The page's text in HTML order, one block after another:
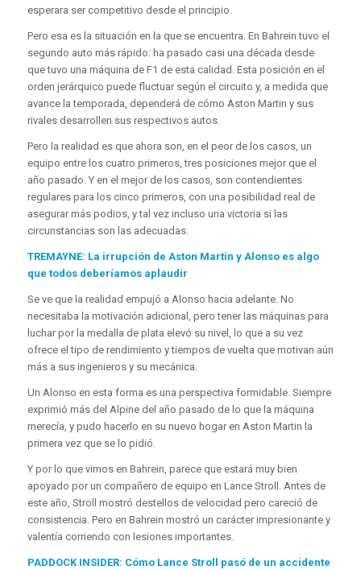
esperara ser competitivo desde el principio.
Pero esa es la situación en la que se encuentra. En Bahrein tuvo el
segundo auto más rápido: ha pasado casi una década desde
que tuvo una máquina de F1 de esta calidad. Esta posición en el
orden jerárquico puede fluctuar según el circuito y, a medida que
avance la temporada, dependerá de cómo Aston Martin y sus
rivales desarrollen sus respectivos autos.
Pero la realidad es que ahora son, en el peor de los casos, un
equipo entre los cuatro primeros, tres posiciones mejor que el
año pasado. Y en el mejor de los casos, son contendientes
regulares para los cinco primeros, con una posibilidad real de
asegurar más podios, y tal vez incluso una victoria si las
circunstancias son las adecuadas.
TREMAYNE: La irrupción de Aston Martin y Alonso es algo
que todos deberíamos aplaudir
Se ve que la realidad empujó a Alonso hacia adelante. No
necesitaba la motivación adicional, pero tener las máquinas para
luchar por la medalla de plata elevó su nivel, lo que a su vez
ofrece el tipo de rendimiento y tiempos de vuelta que motivan aún
más a sus ingenieros y su mecánica.
Un Alonso en esta forma es una perspectiva formidable. Siempre
exprimió más del Alpine del año pasado de lo que la máquina
merecía, y pudo hacerlo en su nuevo hogar en Aston Martin la
primera vez que se lo pidió.
Y por lo que vimos en Bahrein, parece que estará muy bien
apoyado por un compañero de equipo en Lance Stroll. Antes de
este año, Stroll mostró destellos de velocidad pero careció de
consistencia. Pero en Bahrein mostró un carácter impresionante y
valentía corriendo con lesiones importantes.
PADDOCK INSIDER: Cómo Lance Stroll pasó de un accidente